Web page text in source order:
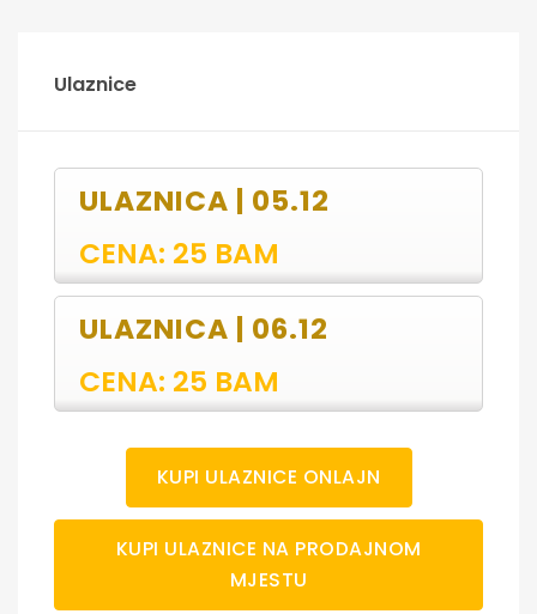
Ulaznice
ULAZNICA | 05.12
CENA: 25 BAM
ULAZNICA | 06.12
CENA: 25 BAM
KUPI ULAZNICE ONLAJN
KUPI ULAZNICE NA PRODAJNOM
MJESTU